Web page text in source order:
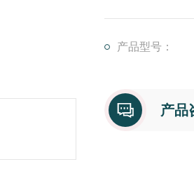
时恢复设备的运
产品型号：
产品